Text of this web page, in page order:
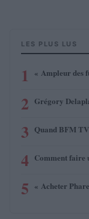
LES PLUS LUS
1 « Ampleur des
2 Grégory
3 Quand BFM
4 Comment faire
5 « Acheter